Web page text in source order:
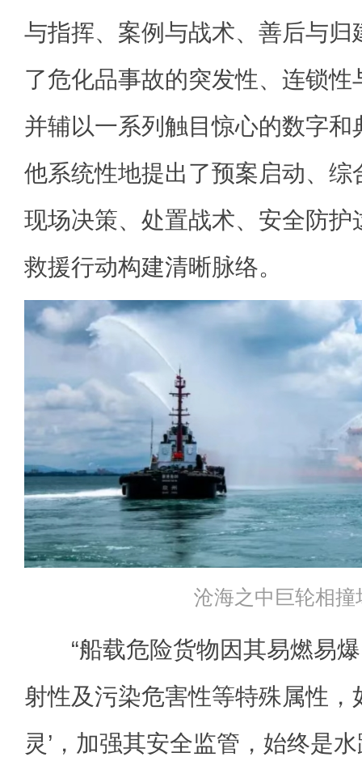
与指挥、案例与战术、善后与归
了危化品事故的突发性、连锁
并辅以一系列触目惊心的数字
他系统性地提出了预案启动、综
现场决策、处置战术、安全防护
救援行动构建清晰脉络。
沧海之中巨轮相撞
“船载危险货物因其易燃易爆
射性及污染危害性等特殊属性，
灵’，加强其安全监管，始终是